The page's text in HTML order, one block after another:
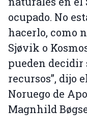
ocupado. No
hacerlo, como
Sjøvik o
pueden decidir
recursos”, dijo
Noruego de
Magnhild